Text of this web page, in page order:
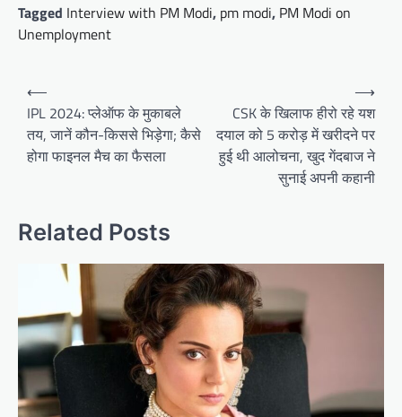
Tagged Interview with PM Modi, pm modi, PM Modi on
Unemployment
Post
navigation
⟵
IPL 2024: प्लेऑफ के मुकाबले
तय, जानें कौन-किससे भिड़ेगा; कैसे
होगा फाइनल मैच का फैसला
CSK के खिलाफ हीरो रहे यश
दयाल को 5 करोड़ में खरीदने पर
हुई थी आलोचना, खुद गेंदबाज ने
सुनाई अपनी कहानी
⟶
Related Posts